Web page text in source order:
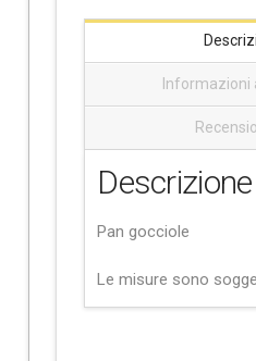
Informazioni
Descrizione
Pan gocciole
Le misure sono